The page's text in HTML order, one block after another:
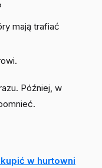
mają trafiać
Później, w
w hurtowni